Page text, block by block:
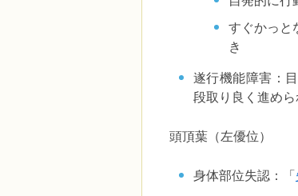
すぐかっと
き
遂行機能障害：
段取り良く進めら
頭頂葉（左優位）
身体部位失認：「